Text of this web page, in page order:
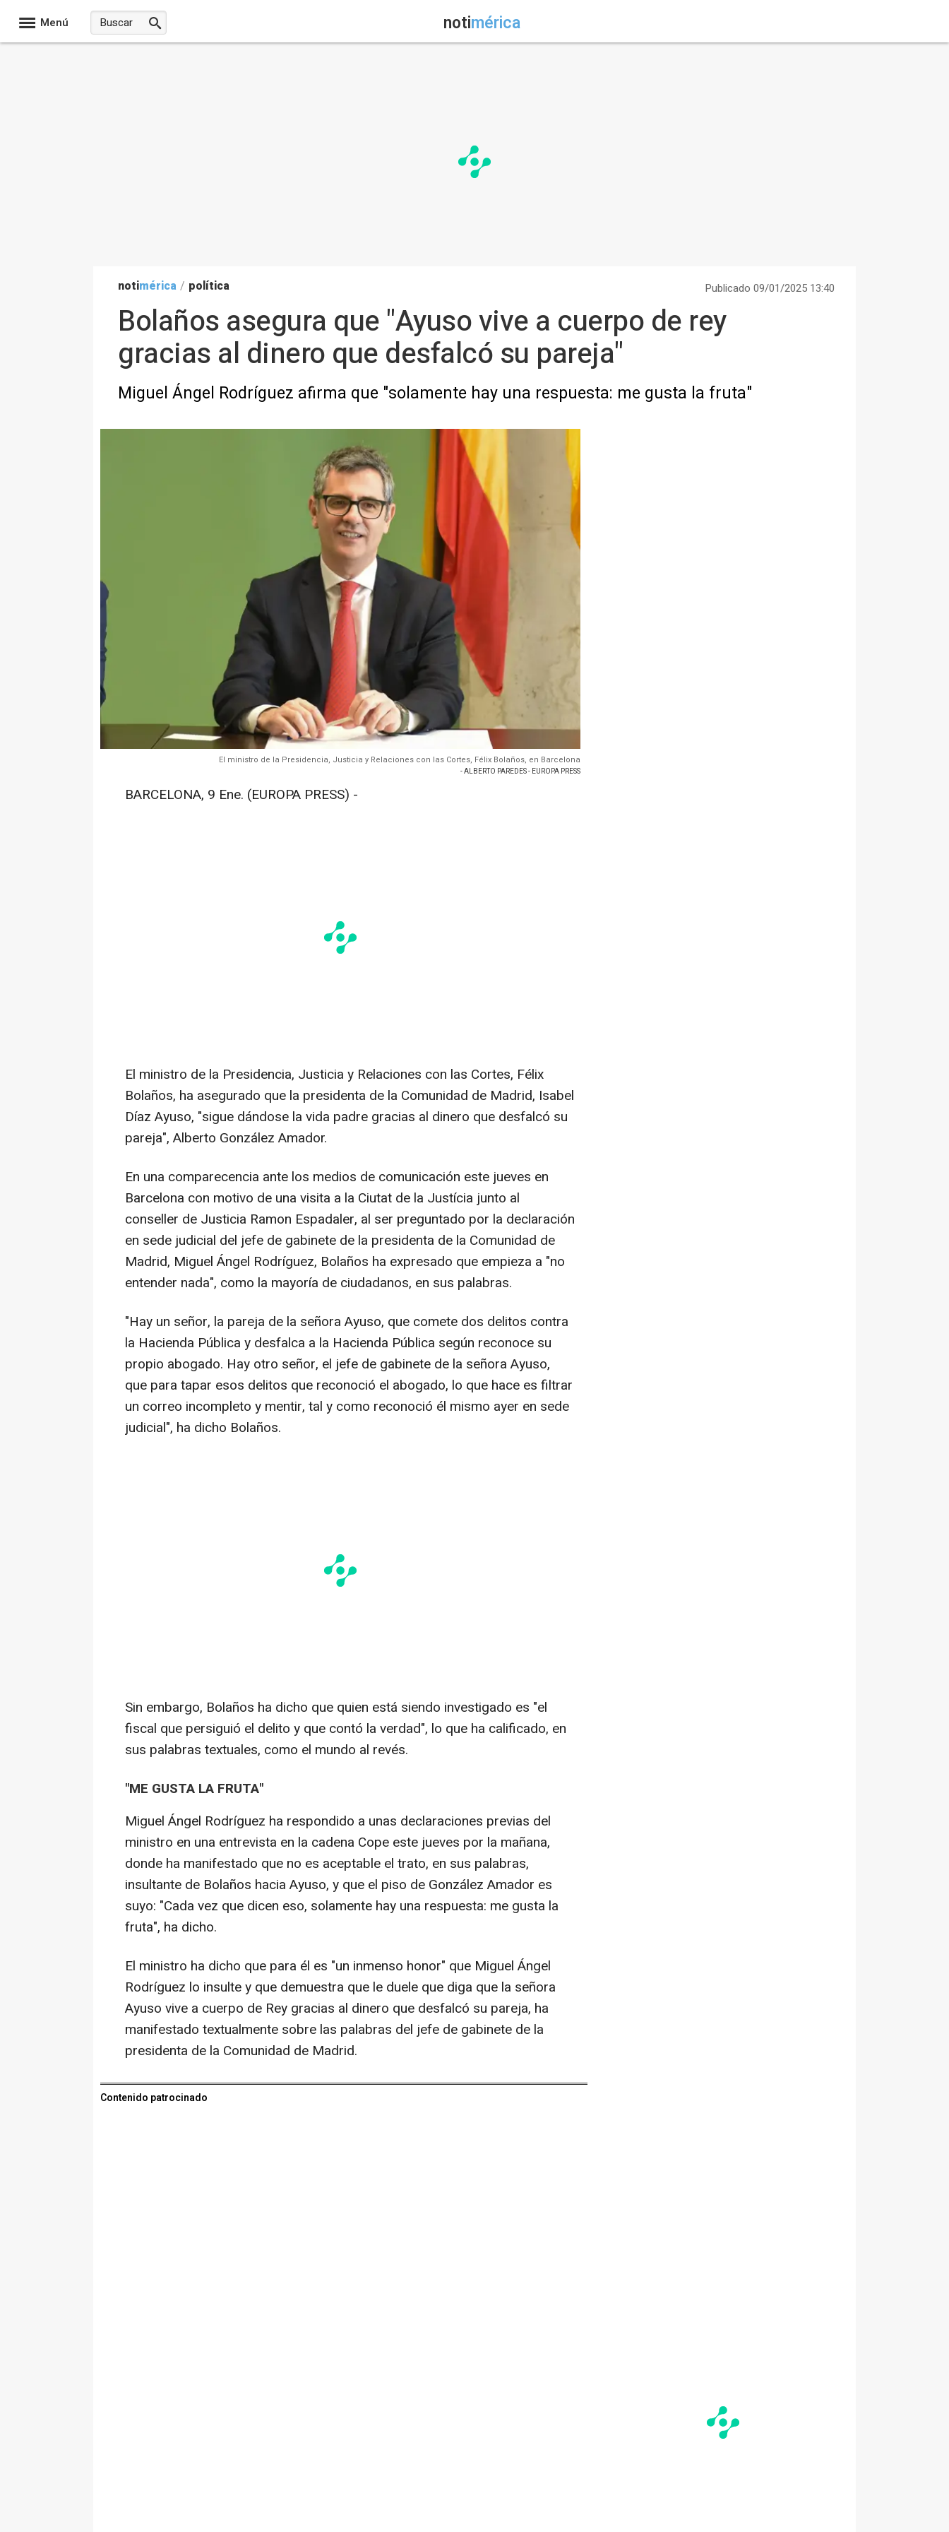
Menú notimérica
notimérica / política Publicado 09/01/2025 13:40
Bolaños asegura que "Ayuso vive a cuerpo de rey
gracias al dinero que desfalcó su pareja"
Miguel Ángel Rodríguez afirma que "solamente hay una respuesta: me gusta la fruta"
El ministro de la Presidencia, Justicia y Relaciones con las Cortes, Félix Bolaños, en Barcelona
- ALBERTO PAREDES - EUROPA PRESS
BARCELONA, 9 Ene. (EUROPA PRESS) -
El ministro de la Presidencia, Justicia y Relaciones con las Cortes, Félix
Bolaños, ha asegurado que la presidenta de la Comunidad de Madrid, Isabel
Díaz Ayuso, "sigue dándose la vida padre gracias al dinero que desfalcó su
pareja", Alberto González Amador.
En una comparecencia ante los medios de comunicación este jueves en
Barcelona con motivo de una visita a la Ciutat de la Justícia junto al
conseller de Justicia Ramon Espadaler, al ser preguntado por la declaración
en sede judicial del jefe de gabinete de la presidenta de la Comunidad de
Madrid, Miguel Ángel Rodríguez, Bolaños ha expresado que empieza a "no
entender nada", como la mayoría de ciudadanos, en sus palabras.
"Hay un señor, la pareja de la señora Ayuso, que comete dos delitos contra
la Hacienda Pública y desfalca a la Hacienda Pública según reconoce su
propio abogado. Hay otro señor, el jefe de gabinete de la señora Ayuso,
que para tapar esos delitos que reconoció el abogado, lo que hace es filtrar
un correo incompleto y mentir, tal y como reconoció él mismo ayer en sede
judicial", ha dicho Bolaños.
Sin embargo, Bolaños ha dicho que quien está siendo investigado es "el
fiscal que persiguió el delito y que contó la verdad", lo que ha calificado, en
sus palabras textuales, como el mundo al revés.
"ME GUSTA LA FRUTA"
Miguel Ángel Rodríguez ha respondido a unas declaraciones previas del
ministro en una entrevista en la cadena Cope este jueves por la mañana,
donde ha manifestado que no es aceptable el trato, en sus palabras,
insultante de Bolaños hacia Ayuso, y que el piso de González Amador es
suyo: "Cada vez que dicen eso, solamente hay una respuesta: me gusta la
fruta", ha dicho.
El ministro ha dicho que para él es "un inmenso honor" que Miguel Ángel
Rodríguez lo insulte y que demuestra que le duele que diga que la señora
Ayuso vive a cuerpo de Rey gracias al dinero que desfalcó su pareja, ha
manifestado textualmente sobre las palabras del jefe de gabinete de la
presidenta de la Comunidad de Madrid.
Contenido patrocinado